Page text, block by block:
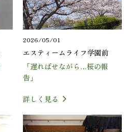
2026/05/01
エスティームライフ学園前
「遅ればせながら…桜の報
告」
詳しく見る